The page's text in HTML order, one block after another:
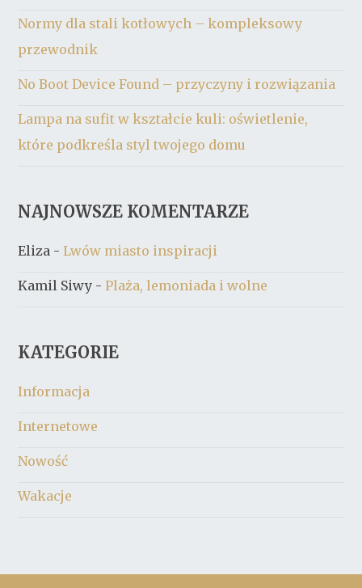
Normy dla stali kotłowych – kompleksowy
przewodnik
No Boot Device Found – przyczyny i rozwiązania
Lampa na sufit w kształcie kuli: oświetlenie,
które podkreśla styl twojego domu
NAJNOWSZE KOMENTARZE
Eliza -Lwów miasto inspiracji
Kamil Siwy -Plaża, lemoniada i wolne
KATEGORIE
Informacja
Internetowe
Nowość
Wakacje